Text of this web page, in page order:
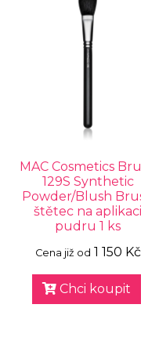
MAC Cosmetics
129S Synthetic
Powder/Blush
štětec na aplikaci
pudru 1 ks
Cena již od 1 150 Kč
Chci koupit